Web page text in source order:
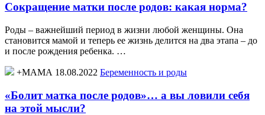
Сокращение матки после родов: какая норма?
Роды – важнейший период в жизни любой женщины. Она
становится мамой и теперь ее жизнь делится на два этапа – до
и после рождения ребенка. …
+МАМА 18.08.2022 Беременность и роды
«Болит матка после родов»… а вы ловили себя
на этой мысли?